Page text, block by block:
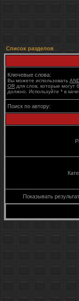
Список разделов
Ключевые слова:
Вы можете использовать
OR для слов, которые могут
должно. Используйте * в
Поиск по автору:
Показывать